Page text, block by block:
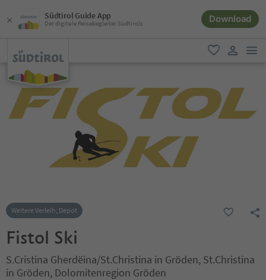
Südtirol Guide App
Der digitale Reisebegleiter Südtirols Download
favorit
Weitere Verleih, Depot
Fistol Ski
S.Cristina Gherdëina/St.Christina in Gröden, St.Christina
in Gröden, Dolomitenregion Gröden